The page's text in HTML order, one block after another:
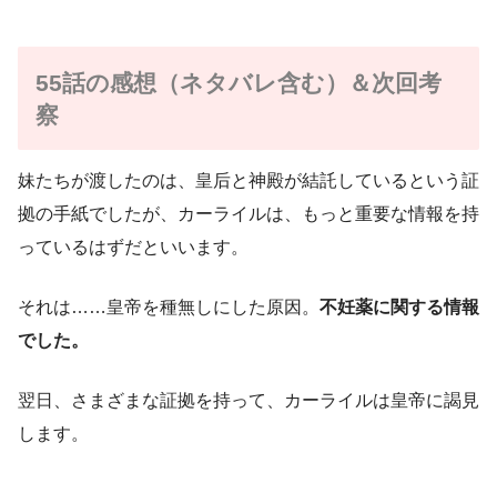
55話の感想（ネタバレ含む）＆次回考
察
妹たちが渡したのは、皇后と神殿が結託しているという証
拠の手紙でしたが、カーライルは、もっと重要な情報を持
っているはずだといいます。
それは……皇帝を種無しにした原因。 不妊薬に関する情報
でした。
翌日、さまざまな証拠を持って、カーライルは皇帝に謁見
します。